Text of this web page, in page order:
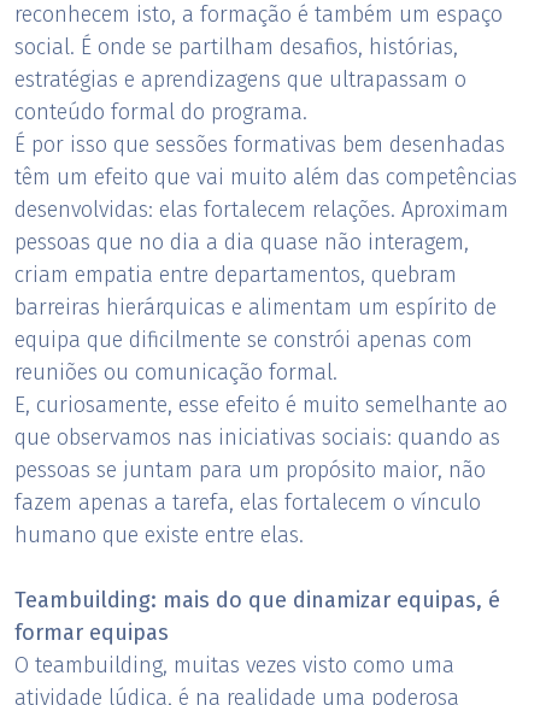
reconhecem isto, a formação é também um espaço
social. É onde se partilham desafios, histórias,
estratégias e aprendizagens que ultrapassam o
conteúdo formal do programa.
É por isso que sessões formativas bem desenhadas
têm um efeito que vai muito além das competências
desenvolvidas: elas fortalecem relações. Aproximam
pessoas que no dia a dia quase não interagem,
criam empatia entre departamentos, quebram
barreiras hierárquicas e alimentam um espírito de
equipa que dificilmente se constrói apenas com
reuniões ou comunicação formal.
E, curiosamente, esse efeito é muito semelhante ao
que observamos nas iniciativas sociais: quando as
pessoas se juntam para um propósito maior, não
fazem apenas a tarefa, elas fortalecem o vínculo
humano que existe entre elas.
Teambuilding: mais do que dinamizar equipas, é
formar equipas
O teambuilding, muitas vezes visto como uma
atividade lúdica, é na realidade uma poderosa